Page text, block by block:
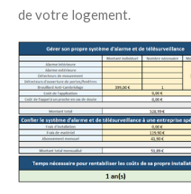
de votre logement.